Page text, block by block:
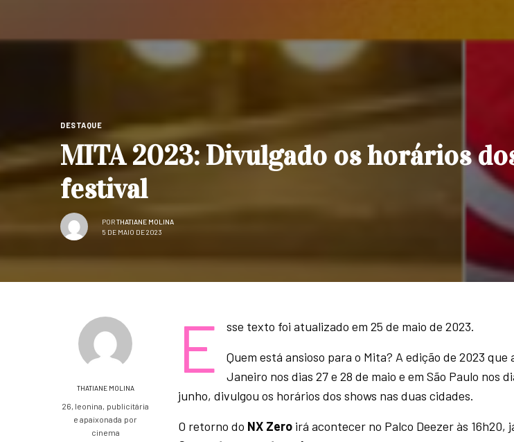
DESTAQUE
MITA 2023: Divulgado os horários
festival
PORTHATIANE MOLINA
5 DE MAIO DE 2023
THATIANE MOLINA
26, leonina, publicitária
e apaixonada por
cinema
E
sse texto foi atualizado em 25 de maio de 2023.
Quem está ansioso para o Mita? A edição de 2023 que
Janeiro nos dias 27 e 28 de maio e em São Paulo nos
junho, divulgou os horários dos shows nas duas cidades.
O retorno do NX Zero irá acontecer no Palco Deezer às 16h20,